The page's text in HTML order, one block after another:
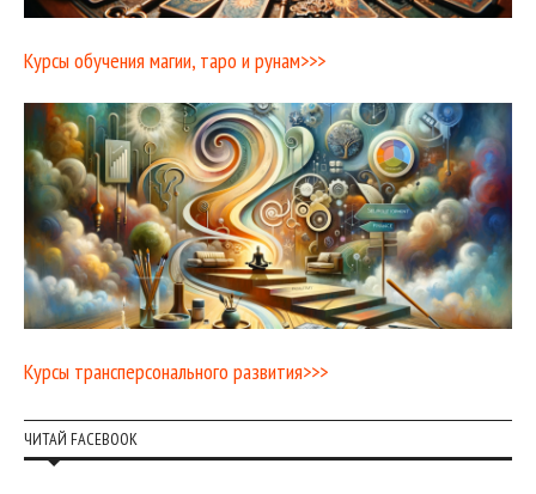
Курсы обучения магии, таро и рунам>>>
Курсы трансперсонального развития>>>
ЧИТАЙ FACEBOOK